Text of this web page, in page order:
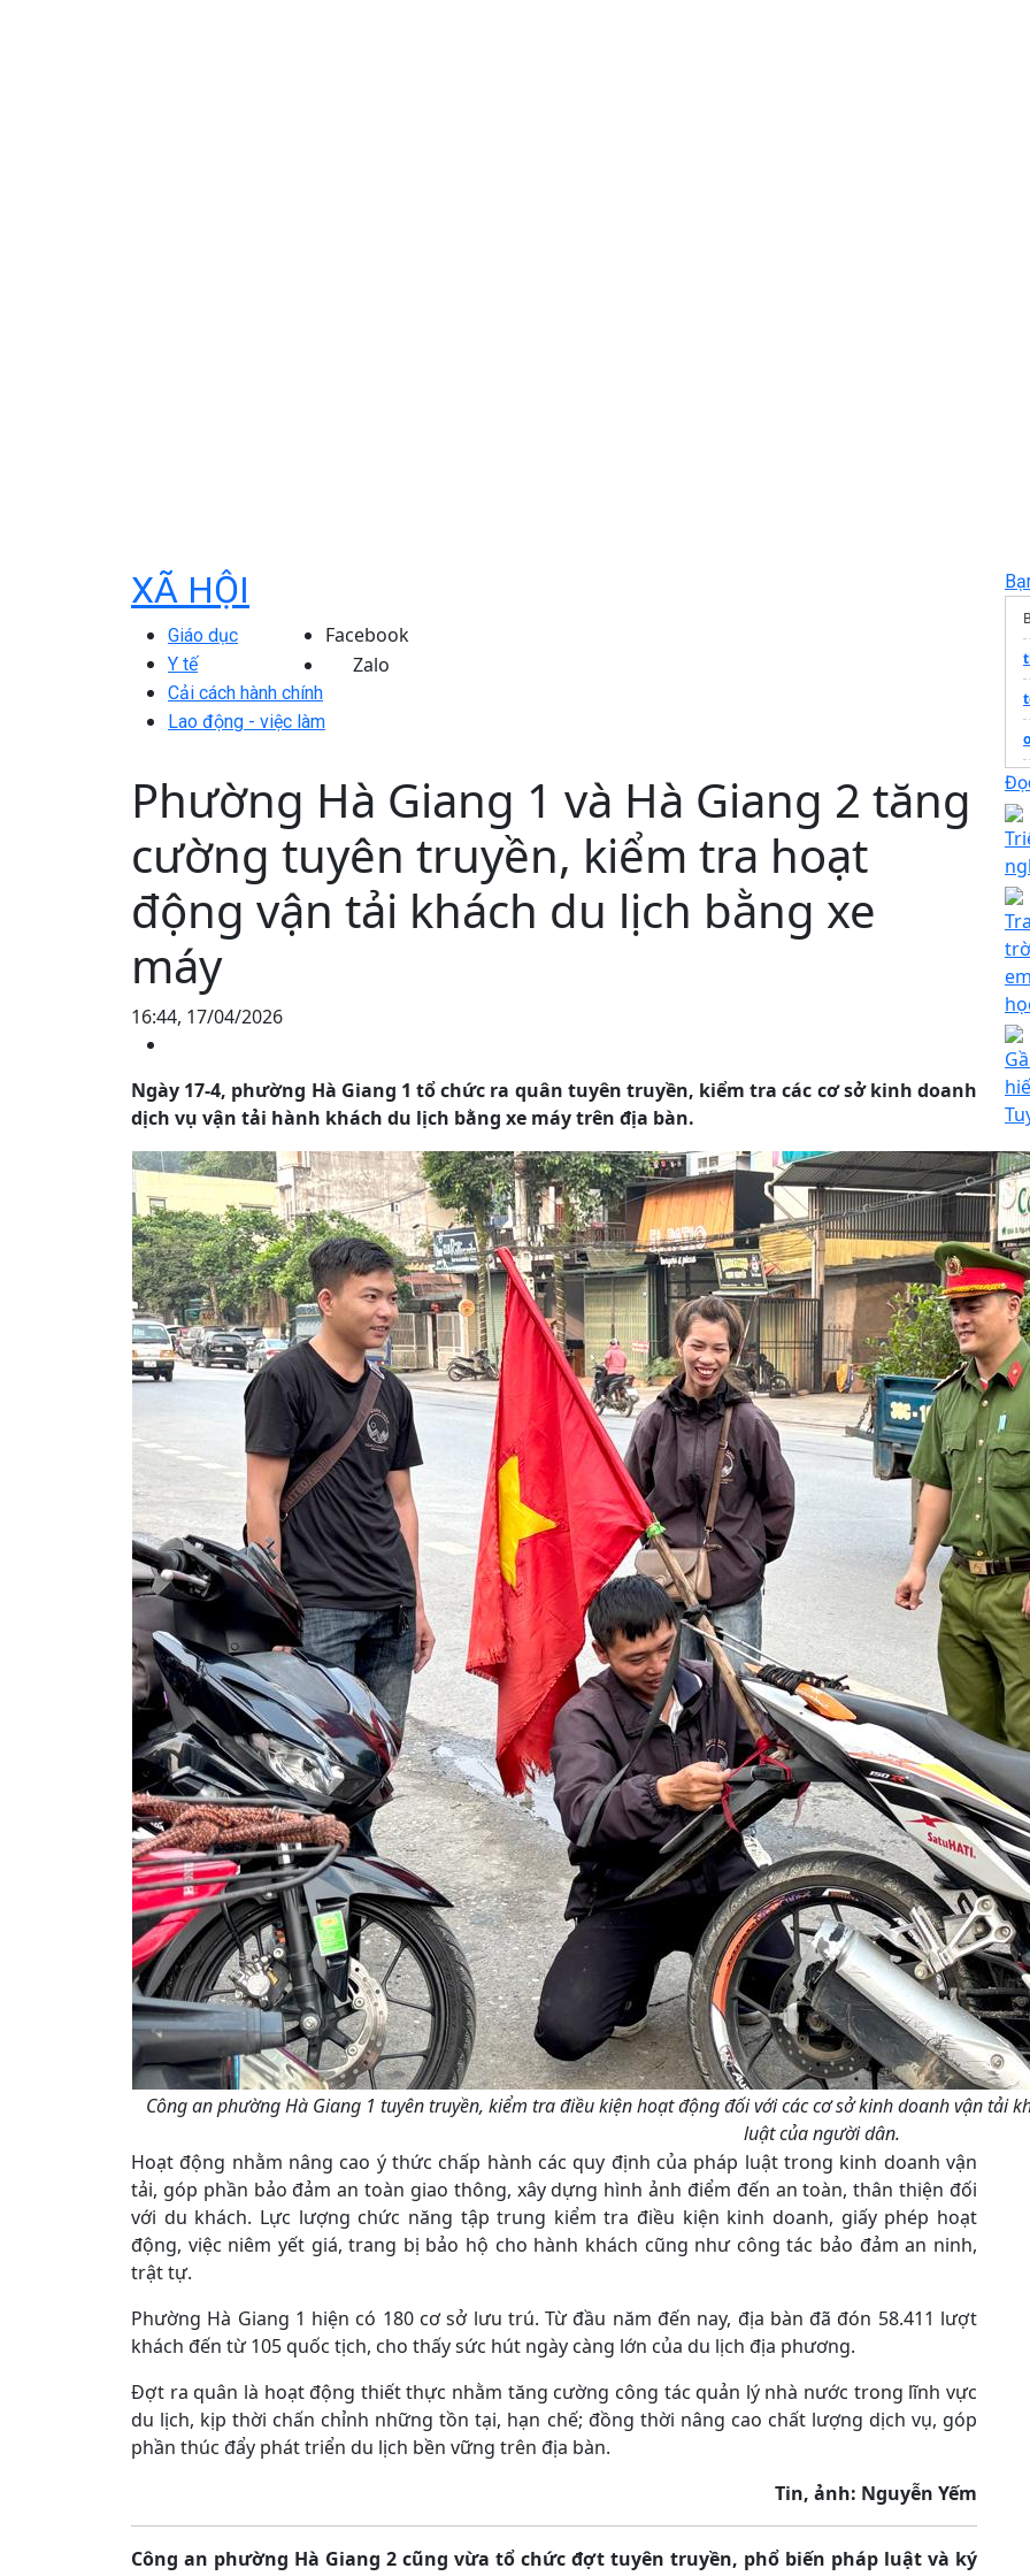
XÃ HỘI
Giáo dục
Y tế
Cải cách hành chính
Lao động - việc làm
Facebook
Zalo
Phường Hà Giang 1 và Hà Giang 2 tăng
cường tuyên truyền, kiểm tra hoạt
động vận tải khách du lịch bằng xe
máy
16:44, 17/04/2026
Ngày 17-4, phường Hà Giang 1 tổ chức ra quân tuyên truyền, kiểm tra các cơ sở kinh doanh
dịch vụ vận tải hành khách du lịch bằng xe máy trên địa bàn.
Công an phường Hà Giang 1 tuyên truyền, kiểm tra điều kiện hoạt động đối với các cơ sở kinh doanh vận tải
luật của người dân.
Hoạt động nhằm nâng cao ý thức chấp hành các quy định của pháp luật trong kinh doanh vận
tải, góp phần bảo đảm an toàn giao thông, xây dựng hình ảnh điểm đến an toàn, thân thiện đối
với du khách. Lực lượng chức năng tập trung kiểm tra điều kiện kinh doanh, giấy phép hoạt
động, việc niêm yết giá, trang bị bảo hộ cho hành khách cũng như công tác bảo đảm an ninh,
trật tự.
Phường Hà Giang 1 hiện có 180 cơ sở lưu trú. Từ đầu năm đến nay, địa bàn đã đón 58.411 lượt
khách đến từ 105 quốc tịch, cho thấy sức hút ngày càng lớn của du lịch địa phương.
Đợt ra quân là hoạt động thiết thực nhằm tăng cường công tác quản lý nhà nước trong lĩnh vực
du lịch, kịp thời chấn chỉnh những tồn tại, hạn chế; đồng thời nâng cao chất lượng dịch vụ, góp
phần thúc đẩy phát triển du lịch bền vững trên địa bàn.
Tin, ảnh: Nguyễn Yếm
Công an phường Hà Giang 2 cũng vừa tổ chức đợt tuyên truyền, phổ biến pháp luật và ký